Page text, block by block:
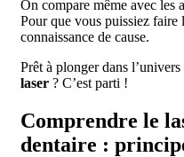
On compare même avec les
Pour que vous puissiez
connaissance de cause.
Prêt à plonger dans l’univers
laser ? C’est parti !
Comprendre le
dentaire :